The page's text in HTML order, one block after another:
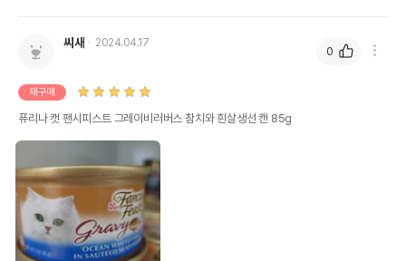
씨새 2024.04.17
재구매
퓨리나 캣 팬시피스트 그레이비러버스 참치와 흰살생선 캔 85g
0